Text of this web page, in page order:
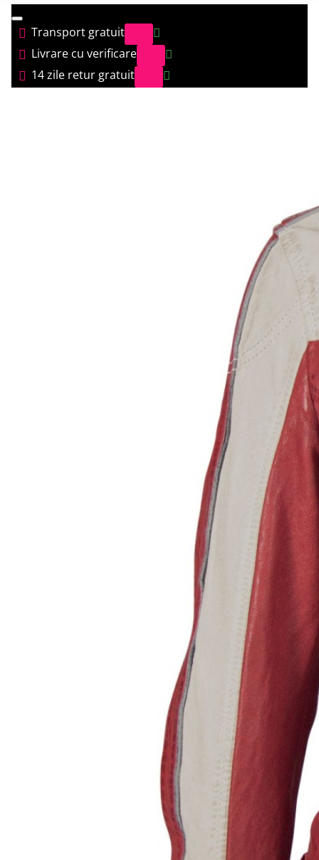
Transport gratuit
Livrare cu verificare
14 zile retur gratuit